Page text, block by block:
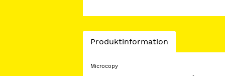
Current
Produktinformation
Microcopy